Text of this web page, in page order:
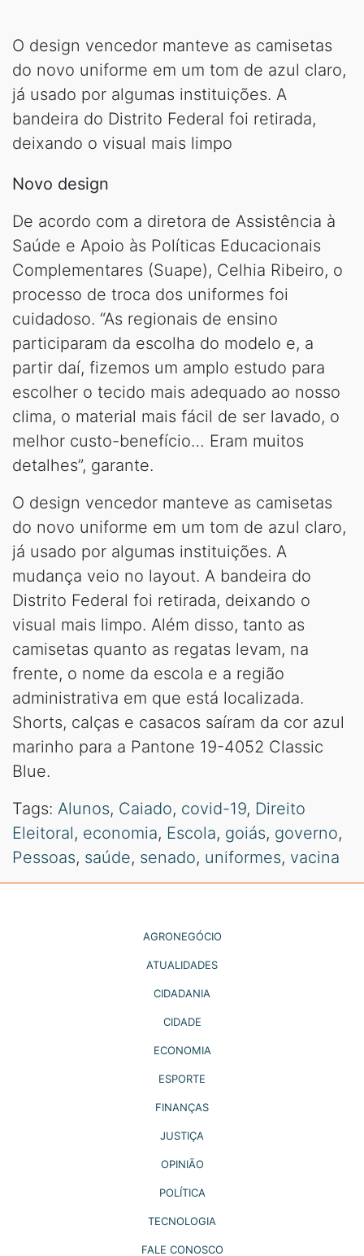
O design vencedor manteve as camisetas
do novo uniforme em um tom de azul claro,
já usado por algumas instituições. A
bandeira do Distrito Federal foi retirada,
deixando o visual mais limpo
Novo design
De acordo com a diretora de Assistência à
Saúde e Apoio às Políticas Educacionais
Complementares (Suape), Celhia Ribeiro, o
processo de troca dos uniformes foi
cuidadoso. “As regionais de ensino
participaram da escolha do modelo e, a
partir daí, fizemos um amplo estudo para
escolher o tecido mais adequado ao nosso
clima, o material mais fácil de ser lavado, o
melhor custo-benefício… Eram muitos
detalhes”, garante.
O design vencedor manteve as camisetas
do novo uniforme em um tom de azul claro,
já usado por algumas instituições. A
mudança veio no layout. A bandeira do
Distrito Federal foi retirada, deixando o
visual mais limpo. Além disso, tanto as
camisetas quanto as regatas levam, na
frente, o nome da escola e a região
administrativa em que está localizada.
Shorts, calças e casacos saíram da cor azul
marinho para a Pantone 19-4052 Classic
Blue.
Tags: Alunos, Caiado, covid-19, Direito
Eleitoral, economia, Escola, goiás, governo,
Pessoas, saúde, senado, uniformes, vacina
AGRONEGÓCIO
ATUALIDADES
CIDADANIA
CIDADE
ECONOMIA
ESPORTE
FINANÇAS
JUSTIÇA
OPINIÃO
POLÍTICA
TECNOLOGIA
FALE CONOSCO